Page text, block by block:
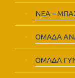
ΝΕΑ –
ΟΜΑΔΑ
ΟΜΑΔΑ